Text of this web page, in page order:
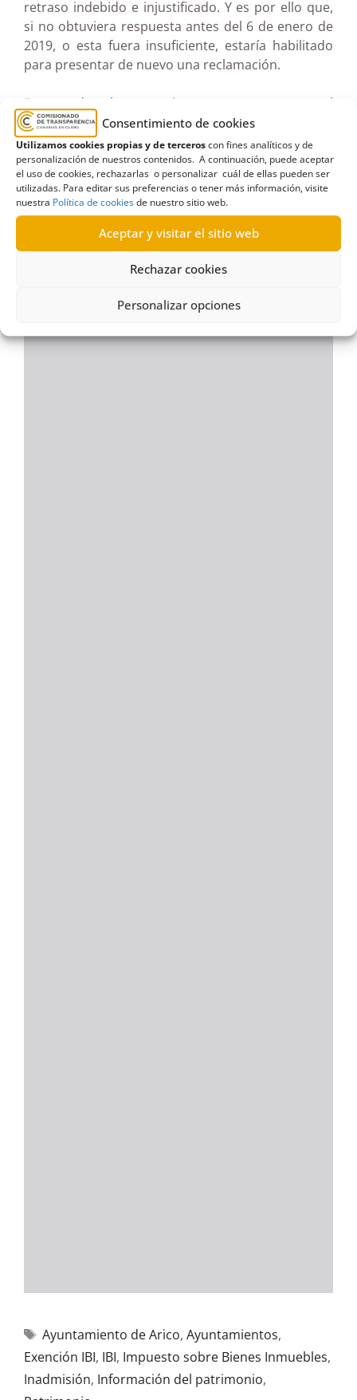
Consentimiento de cookies
Utilizamos cookies propias y de terceroscon fines analíticos y de
personalización de nuestros contenidos. A continuación, puede aceptar
el uso de cookies, rechazarlas o personalizar cuál de ellas pueden ser
utilizadas. Para editar sus preferencias o tener más información, visite
nuestra Política de cookiesde nuestro sitio web.
Aceptar y visitar el sitio web
Rechazar cookies
Personalizar opciones
retraso indebido e injustificado. Y es por ello que,
si no obtuviera respuesta antes del 6 de enero de
2019, o esta fuera insuficiente, estaría habilitado
para presentar de nuevo una reclamación.
Por todo lo anteriormente expuesto, el
Comisionado resuelve inadmitir a trámite la
reclamación toda vez que la misma fue presentada
fuera del plazo legalmente previsto para ello.
Ver documento pdf en pantalla completa
Ayuntamiento de Arico, Ayuntamientos,
Exención IBI, IBI, Impuesto sobre Bienes Inmuebles,
Inadmisión, Información del patrimonio,